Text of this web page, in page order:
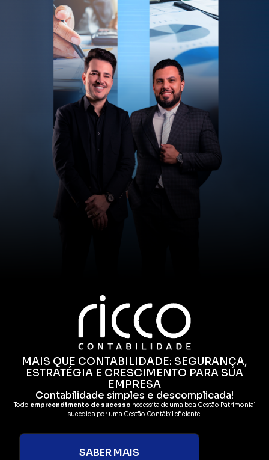
MAIS QUE CONTABILIDADE: SEGURANÇA,
ESTRATÉGIA E CRESCIMENTO PARA SUA
EMPRESA
Contabilidade simples e descomplicada!
Todo empreendimento de sucesso necessita de uma boa Gestão Patrimonial
sucedida por uma Gestão Contábil eficiente.
SABER MAIS